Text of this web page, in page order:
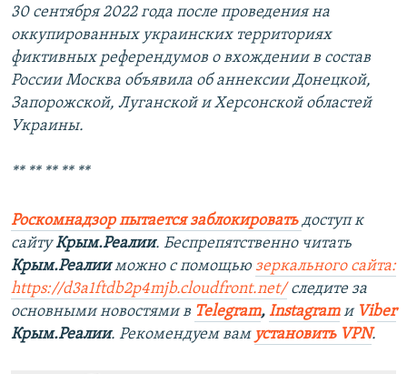
30 сентября 2022 года после проведения на
оккупированных украинских территориях
фиктивных референдумов о вхождении в состав
России Москва объявила об аннексии Донецкой,
Запорожской, Луганской и Херсонской областей
Украины.
** ** ** ** **
Роскомнадзор пытается заблокировать доступ к
сайтуКрым.Реалии. Беспрепятственно читать
Крым.Реалииможно с помощью зеркального сайта:
https://d3a1ftdb2p4mjb.cloudfront.net/ следите за
основными новостями в Telegram, Instagramи Viber
Крым.Реалии. Рекомендуем вам установить VPN.